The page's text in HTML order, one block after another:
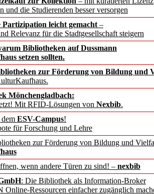
und die Studierenden besser versorgen
leicht gemacht –
Relevanz für die Stadtgesellschaft steigern
Bibliotheken auf Dussmann
setzen sollten.
zur Förderung von Bildung und
Mönchengladbach:
Mit RFID-Lösungen von Nexbib.
ESV-Campus!
für Forschung und Lehre
zur Förderung von Bildung und
wenn andere Türen zu sind! – nexbib
: Die Bibliothek als Information-Broker
Online-Ressourcen einfacher zugänglich
in
Institut neu
und
Intelligenz
zu verstehen
der
erscheinen